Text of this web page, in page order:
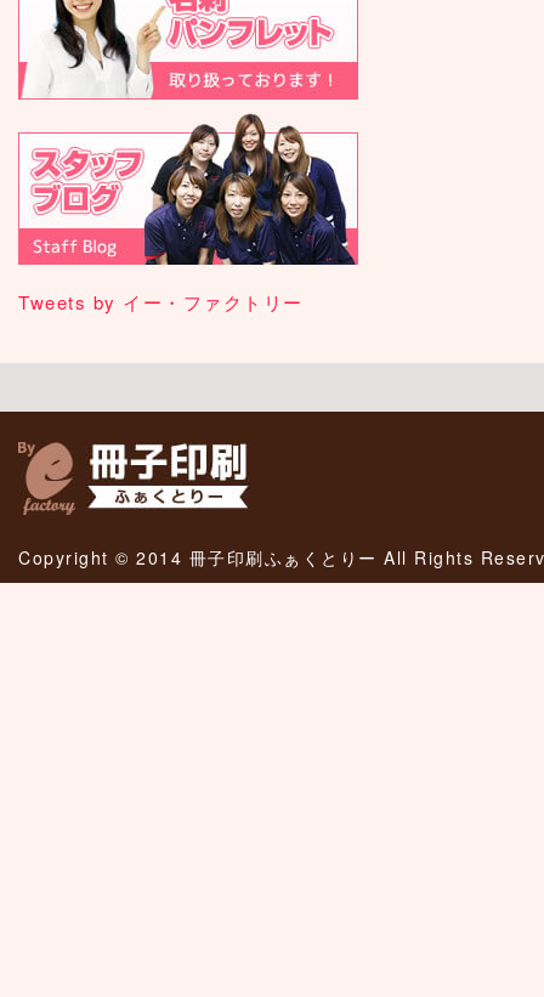
Tweets by イー・ファクトリー
Copyright © 2014 冊子印刷ふぁくとりー All Rights